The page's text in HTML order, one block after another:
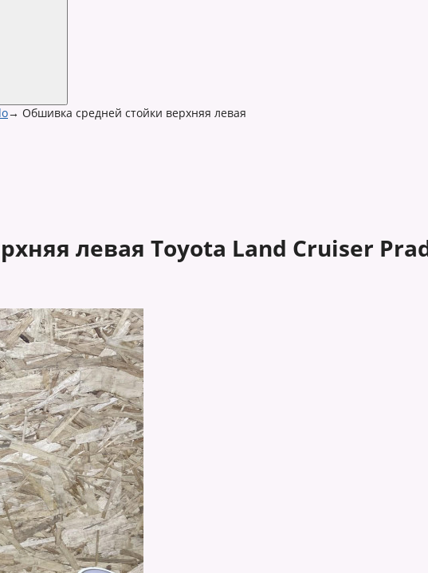
→ Обшивка средней стойки верхняя левая
левая Toyota Land Cruiser